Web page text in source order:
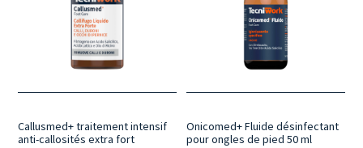
Callusmed+ traitement intensif
anti-callosités extra fort
Onicomed+ Fluide désinfectant
pour ongles de pied 50 ml